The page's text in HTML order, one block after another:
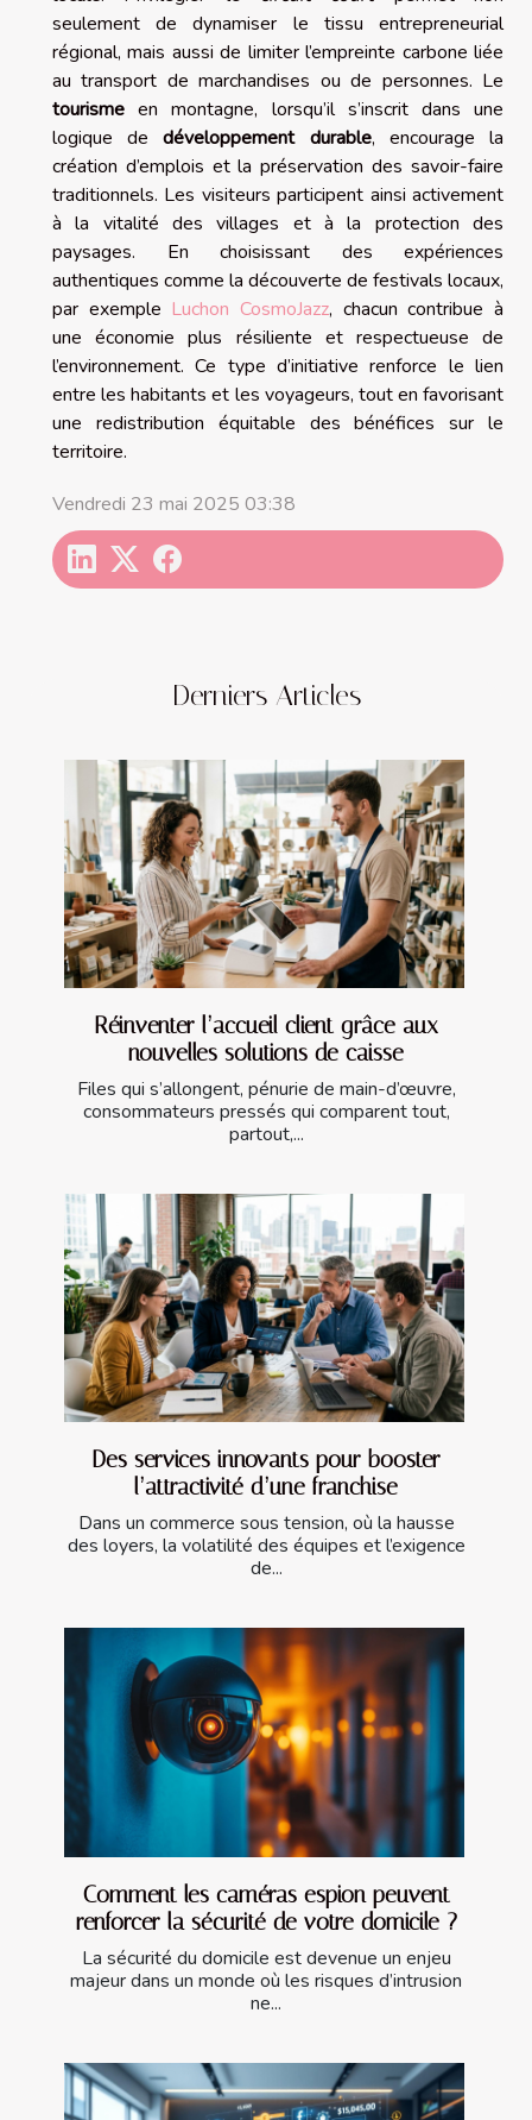
Derniers Articles
Réinventer l’accueil client grâce aux
nouvelles solutions de caisse
Files qui s’allongent, pénurie de main-d’œuvre,
consommateurs pressés qui comparent tout,
partout,...
Des services innovants pour booster
l’attractivité d’une franchise
Dans un commerce sous tension, où la hausse
des loyers, la volatilité des équipes et l’exigence
de...
Comment les caméras espion peuvent
renforcer la sécurité de votre domicile ?
La sécurité du domicile est devenue un enjeu
majeur dans un monde où les risques d’intrusion
ne...
seulement de dynamiser le tissu entrepreneurial
régional, mais aussi de limiter l’empreinte carbone liée
au transport de marchandises ou de personnes. Le
tourisme en montagne, lorsqu’il s’inscrit dans une
logique dedéveloppement durable, encourage la
création d’emplois et la préservation des savoir-faire
traditionnels. Les visiteurs participent ainsi activement
à la vitalité des villages et à la protection des
paysages. En choisissant des expériences
authentiques comme la découverte de festivals locaux,
par exemple Luchon CosmoJazz, chacun contribue à
une économie plus résiliente et respectueuse de
l’environnement. Ce type d’initiative renforce le lien
entre les habitants et les voyageurs, tout en favorisant
une redistribution équitable des bénéfices sur le
territoire.
Vendredi 23 mai 2025 03:38